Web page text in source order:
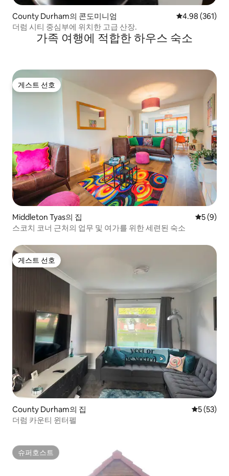
County Durham의 콘도미니엄 평점 4.98점(5
4.98 (361)
더럼 시티 중심부에 위치한 고급 산장.
가족 여행에 적합한 하우스 숙소
게스트 선호
게스트 선호
Middleton Tyas의 집 평점 5점
5 (9)
스코치 코너 근처의 업무 및 여가를 위한 세련된 숙소
게스트 선호
게스트 선호
County Durham의 집 평점 5점
5 (53)
더럼 카운티 윈터펠
슈퍼호스트
슈퍼호스트